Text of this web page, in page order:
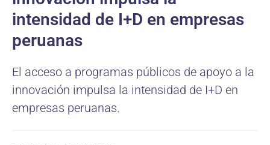
intensidad de I+D en empresas
peruanas
El acceso a programas públicos de apoyo a la
innovación impulsa la intensidad de I+D en
empresas peruanas.